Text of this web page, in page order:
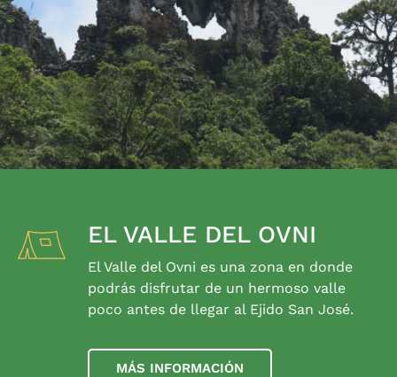
EL VALLE DEL OVNI
El Valle del Ovni es una zona en donde
podrás disfrutar de un hermoso valle
poco antes de llegar al Ejido San José.
MÁS INFORMACIÓN